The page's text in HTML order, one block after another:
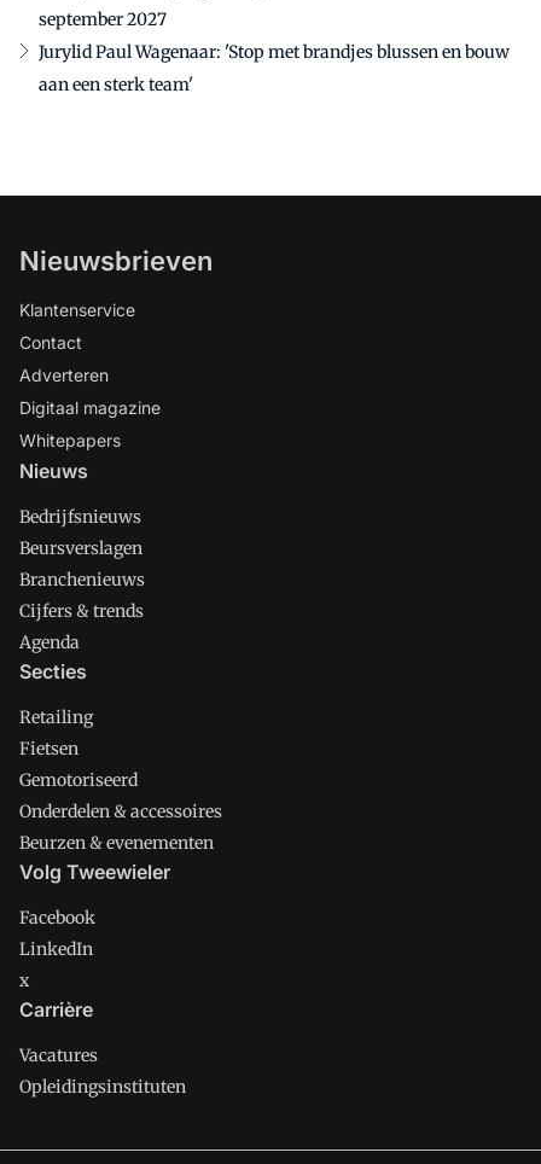
september 2027
Jurylid Paul Wagenaar: 'Stop met brandjes blussen en bouw
aan een sterk team'
Nieuwsbrieven
Klantenservice
Contact
Adverteren
Digitaal magazine
Whitepapers
Nieuws
Bedrijfsnieuws
Beursverslagen
Branchenieuws
Cijfers & trends
Agenda
Secties
Retailing
Fietsen
Gemotoriseerd
Onderdelen & accessoires
Beurzen & evenementen
Volg Tweewieler
Facebook
LinkedIn
x
Carrière
Vacatures
Opleidingsinstituten